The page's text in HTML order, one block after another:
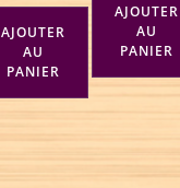
AJOUTER
AU
PANIER
AJOUTER
AU
PANIER